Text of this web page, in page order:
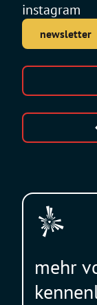
instagram
newsletter
mehr